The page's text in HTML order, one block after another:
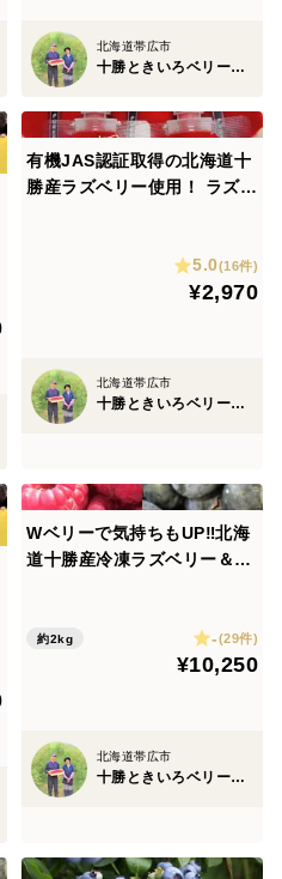
北海道帯広市
十勝ときいろベリーファーム
有機JAS認証取得の北海道十
勝産ラズベリー使用！ ラズベ
5.0(16件)
¥2,970
北海道帯広市
十勝ときいろベリーファーム
Wベリーで気持ちもUP‼北海
道十勝産冷凍ラズベリー＆ブ
約2kg -(29件)
¥10,250
北海道帯広市
十勝ときいろベリーファーム